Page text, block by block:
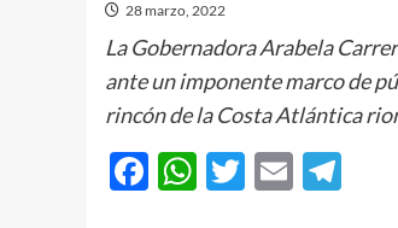
28 marzo, 2022
La Gobernadora Arabela
ante un imponente marco de
rincón de la Costa Atlántica
Facebook
WhatsApp
Twitter
Email